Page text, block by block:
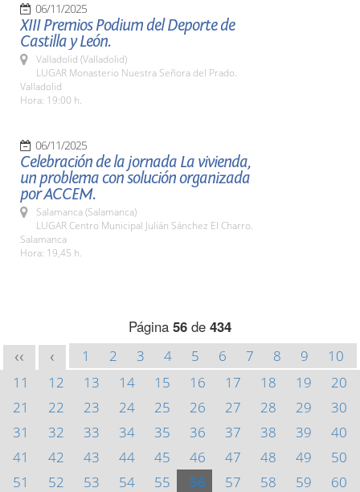
06/11/2025
XIII Premios Podium del Deporte de
Castilla y León.
Valladolid (Valladolid)
LUGAR Monasterio Nuestra Señora del Prado.
Valladolid
Hora: 19:00 h.
06/11/2025
Celebración de la jornada La vivienda,
un problema con solución organizada
por ACCEM.
Salamanca (Salamanca)
LUGAR Centro Municipal Julián Sánchez El Charro.
Salamanca
Hora: 19,45 h.
Página 56 de 434
<< < 1 2 3 4 5 6 7 8 9
10
11
12 13 14 15 16 17 18 19
20
21
22 23 24 25 26 27 28 29
30
31
32 33 34 35 36 37 38 39
40
41
42 43 44 45 46 47 48 49
50
51
52 53 54 55 56 57 58 59
60